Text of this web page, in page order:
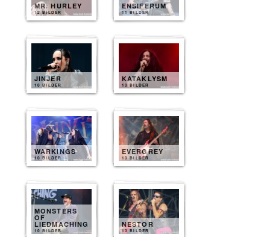
MR. HURLEY
12 BILDER
ENSIFERUM
11 BILDER
JINJER
10 BILDER
KATAKLYSM
10 BILDER
WARKINGS
10 BILDER
EVERGREY
10 BILDER
MONSTERS
OF
LIEDMACHING
10 BILDER
NESTOR
10 BILDER